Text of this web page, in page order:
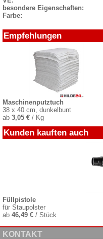
besondere Eigenschaften:
Farbe:
Empfehlungen
Maschinenputztuch
38 x 40 cm, dunkelbunt
ab 3,05 € / Kg
Kunden kauften auch
Füllpistole
für Staupolster
ab 46,49 € / Stück
KONTAKT